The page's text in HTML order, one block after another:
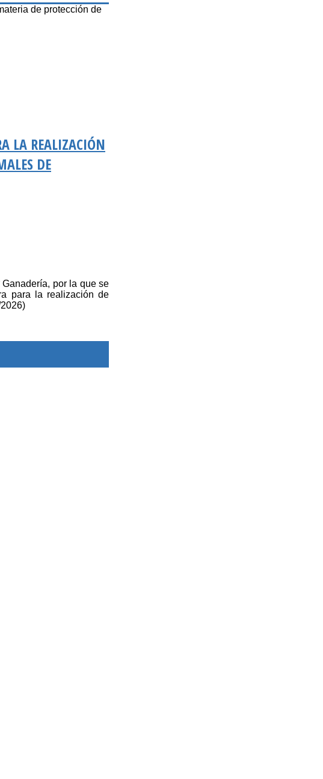
de protección de
LA REALIZACIÓN
DE
por la que se
para la realización de